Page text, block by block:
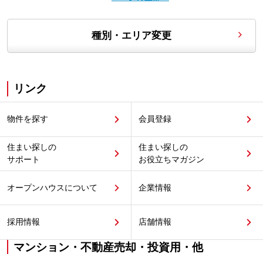
種別・エリア変更
リンク
物件を探す 会員登録
住まい探しの
サポート
住まい探しの
お役立ちマガジン
オープンハウスについて 企業情報
採用情報 店舗情報
マンション・不動産売却・投資用・他